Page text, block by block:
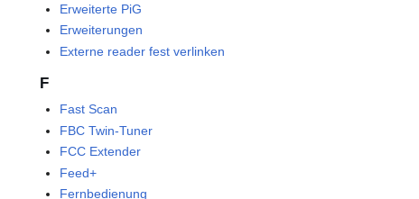
Erweiterte PiG
Erweiterungen
Externe reader fest verlinken
F
Fast Scan
FBC Twin-Tuner
FCC Extender
Feed+
Fernbedienung